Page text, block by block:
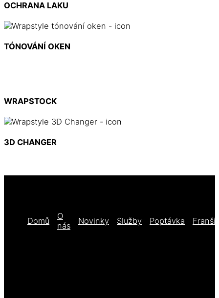
OCHRANA LAKU
TÓNOVÁNÍ OKEN
WRAPSTOCK
3D CHANGER
Domů
O
nás
Novinky Služby Poptávka